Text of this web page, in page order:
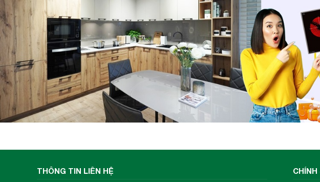
con học bài…và cứ yên tâm để bếp đảm nhiệm trọng trách nấu
Khóa an toàn trẻ nhỏ
Nếu gia đình có trẻ nhỏ thì việc sử dụng bếp gas cực kì nguy
chóng thay thế chiếc bếp gas cũ kĩ, kém an toàn kia ngay bằng
hệ thống khóa an toàn trẻ nhỏ, bé yêu sẽ được bảo vệ một
100% hệ thống các phím bấm. Cho dù bé nhà bạn có nghịch
đổi được chế độ nấu nướng đã được cài đặt sẵn.Bảng điều
THÔNG TIN LIÊN HỆ CHÍNH